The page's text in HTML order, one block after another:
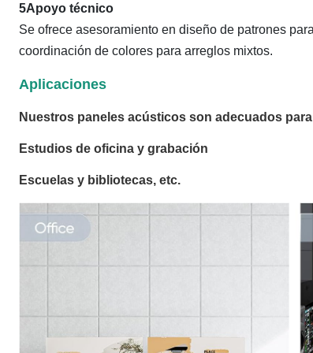
5Apoyo técnico
Se ofrece asesoramiento en diseño de patrones
coordinación de colores para arreglos mixtos.
Aplicaciones
Nuestros paneles acústicos son adecuados
Estudios de oficina y grabación
Escuelas y bibliotecas, etc.